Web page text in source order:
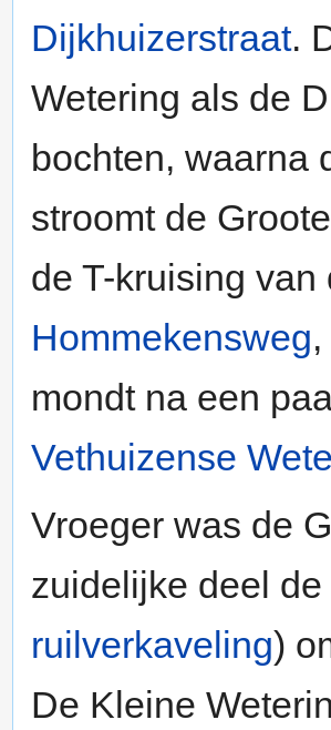
Dijkhuizerstraat.
Wetering als de
bochten, waarna
stroomt de
de T-kruising
Hommekensweg
mondt na een
Vethuizense
Vroeger was de
zuidelijke deel de
ruilverkaveling)
De Kleine